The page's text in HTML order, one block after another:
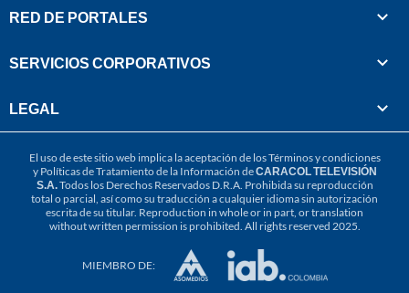
RED DE PORTALES
SERVICIOS CORPORATIVOS
LEGAL
El uso de este sitio web implica la aceptación de losTérminos y condiciones
y Políticas de Tratamiento de la Información deCARACOL TELEVISIÓN
S.A.Todos los Derechos Reservados D.R.A. Prohibida su reproducción
total o parcial, así como su traducción a cualquier idioma sin autorización
escrita de su titular. Reproduction in whole or in part, or translation
without written permission is prohibited. All rights reserved 2025.
MIEMBRO DE: